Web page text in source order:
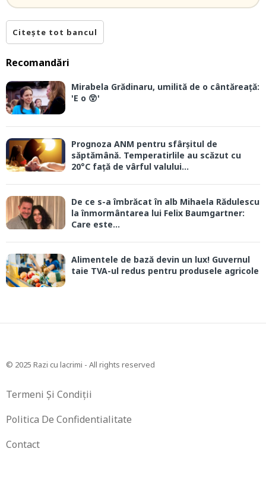
Citește tot bancul
Recomandări
Mirabela Grădinaru, umilită de o cântăreață:
'E o 😲'
Prognoza ANM pentru sfârșitul de
săptămână. Temperatirlile au scăzut cu
20°C față de vârful valului...
De ce s-a îmbrăcat în alb Mihaela Rădulescu
la înmormântarea lui Felix Baumgartner:
Care este...
Alimentele de bază devin un lux! Guvernul
taie TVA-ul redus pentru produsele agricole
© 2025 Razi cu lacrimi - All rights reserved
Termeni Și Condiții
Politica De Confidentialitate
Contact